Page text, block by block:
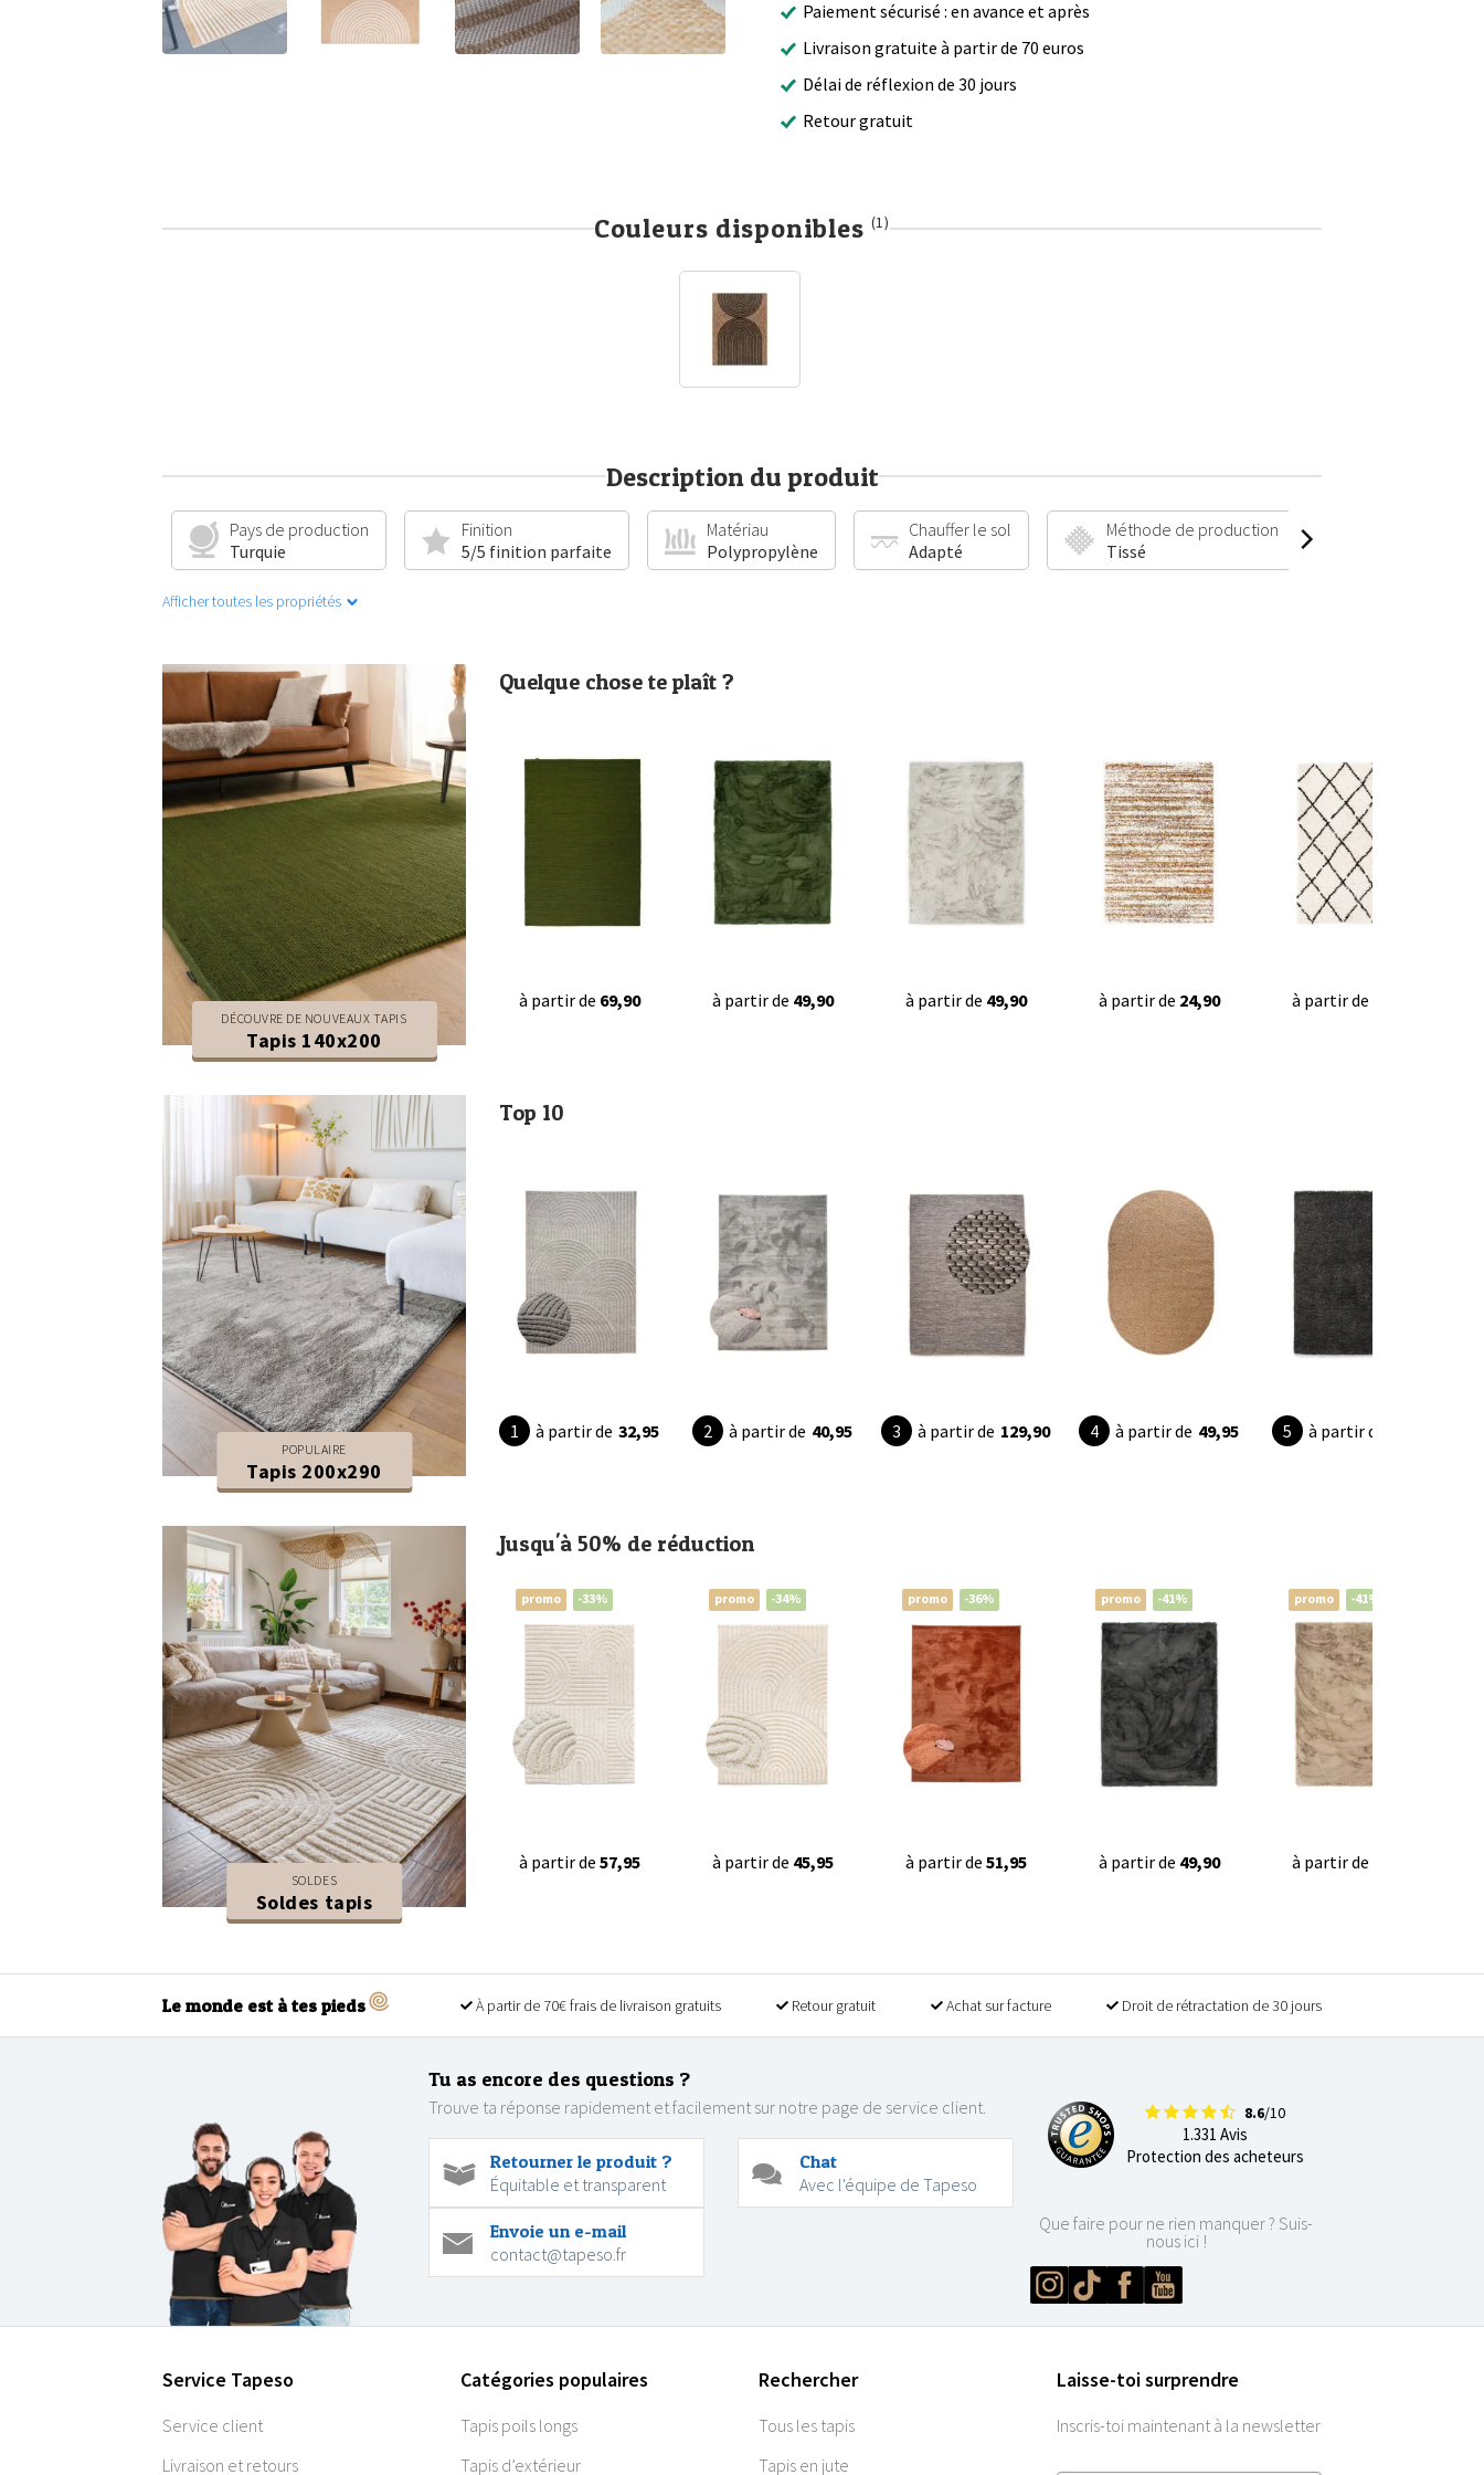
Paiement sécurisé : en avance et après
Livraison gratuite à partir de 70 euros
Délai de réflexion de 30 jours
Retour gratuit
Couleurs disponibles (1)
Description du produit
Pays de production
Turquie
Finition
5/5 finition parfaite
Matériau
Polypropylène
Chauffer le sol
Adapté
Méthode de production
Tissé
Afficher toutes les propriétés
DÉCOUVRE DE NOUVEAUX TAPIS
Tapis 140x200
Quelque chose te plaît ?
à partir de 69,90 à partir de 49,90 à partir de 49,90 à partir de 24,90 à partir de
POPULAIRE
Tapis 200x290
Top 10
à partir de 32,95 à partir de 40,95 à partir de 129,90 à partir de 49,95 à partir de
SOLDES
Soldes tapis
Jusqu'à 50% de réduction
promo -33%
à partir de 57,95
promo -34%
à partir de 45,95
promo -36%
à partir de 51,95
promo -41%
à partir de 49,90
promo -41%
à partir de
Le monde est à tes pieds À partir de 70€ frais de livraison gratuits Retour gratuit Achat sur facture Droit de rétractation de 30 jours
Tu as encore des questions ?
Trouve ta réponse rapidement et facilement sur notre page de service client.
Retourner le produit ?
Équitable et transparent
Chat
Avec l'équipe de Tapeso
Envoie un e-mail
contact@tapeso.fr
8.6/10
1.331 Avis
Protection des acheteurs
Que faire pour ne rien manquer ? Suis-
nous ici !
Service Tapeso
Service client
Livraison et retours
Catégories populaires
Tapis poils longs
Tapis d’extérieur
Rechercher
Tous les tapis
Tapis en jute
Laisse-toi surprendre
Inscris-toi maintenant à la newsletter